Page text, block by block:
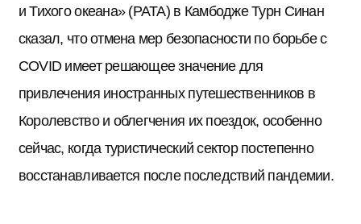
и Тихого океана» (PATA) в Камбодже Турн Синан
сказал, что отмена мер безопасности по борьбе с
COVID имеет решающее значение для
привлечения иностранных путешественников в
Королевство и облегчения их поездок, особенно
сейчас, когда туристический сектор постепенно
восстанавливается после последствий пандемии.